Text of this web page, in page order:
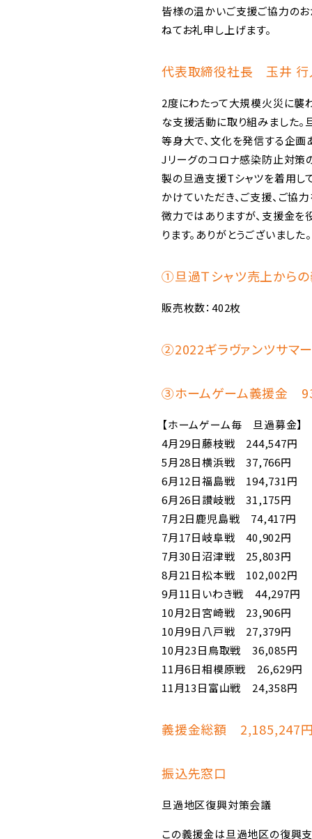
皆様の温かいご支援ご協力のお
ねてお礼申し上げます。
代表取締役社長 玉井 行
2度にわたって大規模火災に襲
な支援活動に取り組みました。
等身大で、文化を発信する企画
Jリーグのコロナ感染防止対策
製の旦過支援Tシャツを着用し
かけていただき、ご支援、ご協
微力ではありますが、支援金を
ります。ありがとうございました。
①旦過Ｔシャツ売上から
販売枚数：402枚
②2022ギラヴァンツサマ
③ホームゲーム義援金
【ホームゲーム毎 旦過募金】
4月29日藤枝戦 244,547円
5月28日横浜戦 37,766円
6月12日福島戦 194,731円
6月26日讃岐戦 31,175円
7月2日鹿児島戦 74,417円
7月17日岐阜戦 40,902円
7月30日沼津戦 25,803円
8月21日松本戦 102,002円
9月11日いわき戦 44,297円
10月2日宮崎戦 23,906円
10月9日八戸戦 27,379円
10月23日鳥取戦 36,085円
11月6日相模原戦 26,629円
11月13日富山戦 24,358円
義援金総額 2,185,247
振込先窓口
旦過地区復興対策会議
この義援金は旦過地区の復興